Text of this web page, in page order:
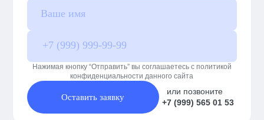
Нажимая кнопку “Отправить” вы соглашаетесь с политикой
конфиденциальности данного сайта
Оставить заявку
или позвоните
+7 (999) 565 01 53